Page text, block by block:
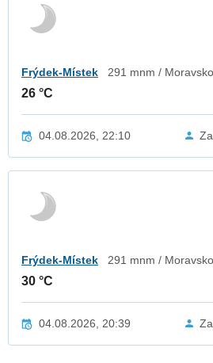
Frýdek-Místek 291 mnm /
26 °C
04.08.2026, 22:10
Frýdek-Místek 291 mnm /
30 °C
04.08.2026, 20:39